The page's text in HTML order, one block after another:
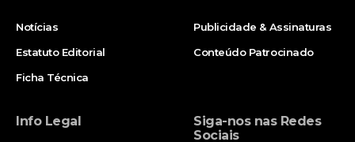
Notícias
Estatuto Editorial
Ficha Técnica
Publicidade & Assinaturas
Conteúdo Patrocinado
Info Legal
Siga-nos nas Redes
Sociais